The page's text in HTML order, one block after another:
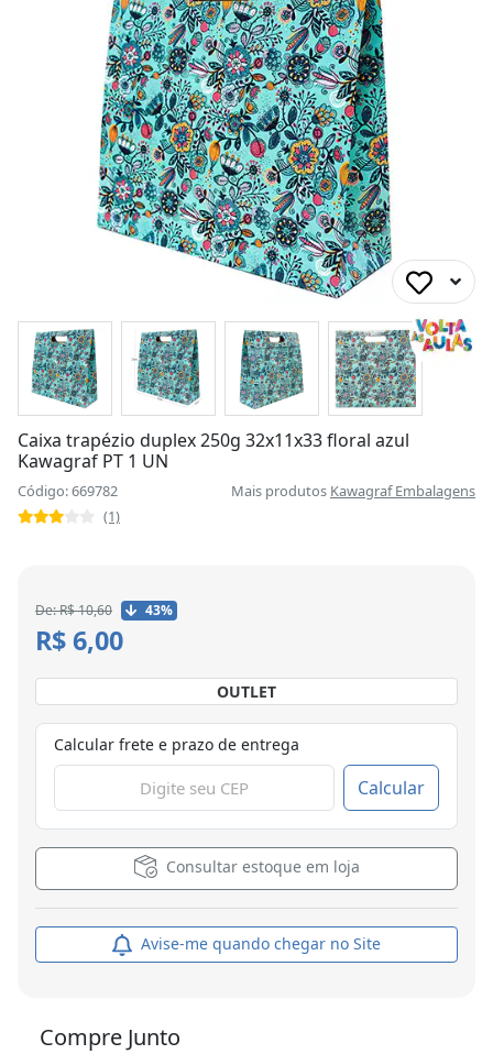
Caixa trapézio duplex 250g 32x11x33 floral azul
Kawagraf PT 1 UN
Código: 669782 Mais produtos Kawagraf Embalagens
(1)
De: R$ 10,60 43%
R$ 6,00
OUTLET
Calcular frete e prazo de entrega
Calcular
Consultar estoque em loja
Avise-me quando chegar no Site
Compre Junto